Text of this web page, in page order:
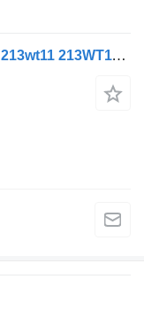
Chemise de cylindre Mahle Original 213wt11 213WT11 89558110 pour camion DAF